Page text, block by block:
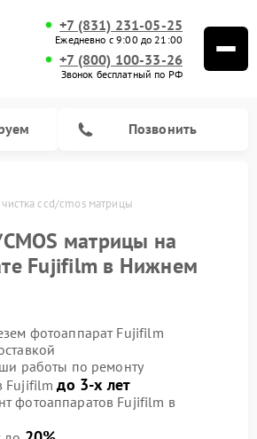
+7 (831) 231-05-25
Ежедневно с 9:00 до 21:00
+7 (800) 100-33-26
Звонок бесплатный по РФ
Позвонить
ccd/cmos матрицы
матрицы на
Fujifilm в Нижнем
фотоаппарат Fujifilm
работы по ремонту
Fujifilmдо 3-х лет
фотоаппаратов Fujifilm в